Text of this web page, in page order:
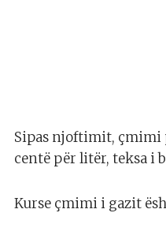
Sipas njoftimit, çmimi
centë për litër, teksa i
Kurse çmimi i gazit